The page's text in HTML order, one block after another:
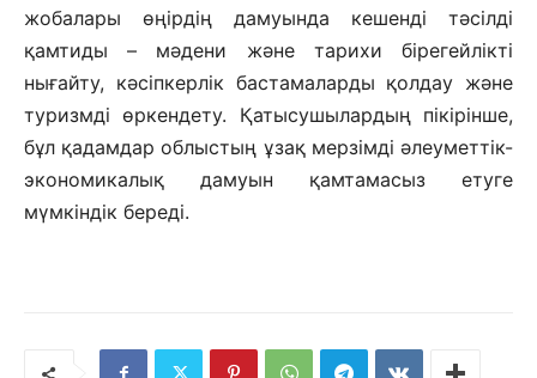
жобалары өңірдің дамуында кешенді тәсілді
қамтиды – мәдени және тарихи бірегейлікті
нығайту, кәсіпкерлік бастамаларды қолдау және
туризмді өркендету. Қатысушылардың пікірінше,
бұл қадамдар облыстың ұзақ мерзімді әлеуметтік-
экономикалық дамуын қамтамасыз етуге
мүмкіндік береді.